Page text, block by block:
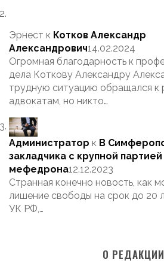
Эрнест к Котков Александр
Александрович14.02.2024
Огромная благодарность к
дела Коткову Александру
трудную ситуацию обращался к
адвокатам, но никто…
Администратор к В
закладчика с крупной партией
мефедрона12.12.2023
Странная конечно новость, как
лишение свободы на срок до 20
УК РФ,…
О РЕДАКЦИИ